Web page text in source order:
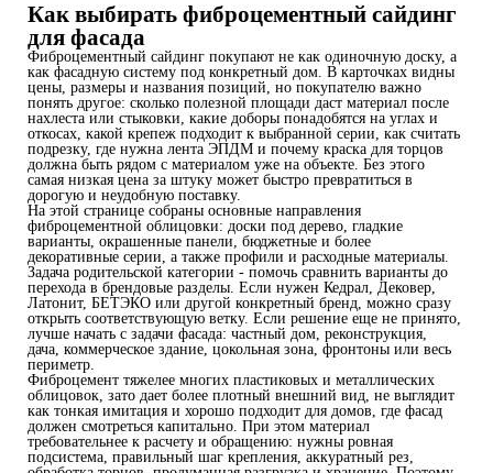
Как выбирать фиброцементный сайдинг
для фасада
Фиброцементный сайдинг покупают не как одиночную доску, а
как фасадную систему под конкретный дом. В карточках видны
цены, размеры и названия позиций, но покупателю важно
понять другое: сколько полезной площади даст материал после
нахлеста или стыковки, какие доборы понадобятся на углах и
откосах, какой крепеж подходит к выбранной серии, как считать
подрезку, где нужна лента ЭПДМ и почему краска для торцов
должна быть рядом с материалом уже на объекте. Без этого
самая низкая цена за штуку может быстро превратиться в
дорогую и неудобную поставку.
На этой странице собраны основные направления
фиброцементной облицовки: доски под дерево, гладкие
варианты, окрашенные панели, бюджетные и более
декоративные серии, а также профили и расходные материалы.
Задача родительской категории - помочь сравнить варианты до
перехода в брендовые разделы. Если нужен Кедрал, Дековер,
Латонит, БЕТЭКО или другой конкретный бренд, можно сразу
открыть соответствующую ветку. Если решение еще не принято,
лучше начать с задачи фасада: частный дом, реконструкция,
дача, коммерческое здание, цокольная зона, фронтоны или весь
периметр.
Фиброцемент тяжелее многих пластиковых и металлических
облицовок, зато дает более плотный внешний вид, не выглядит
как тонкая имитация и хорошо подходит для домов, где фасад
должен смотреться капитально. При этом материал
требовательнее к расчету и обращению: нужны ровная
подсистема, правильный шаг крепления, аккуратный рез,